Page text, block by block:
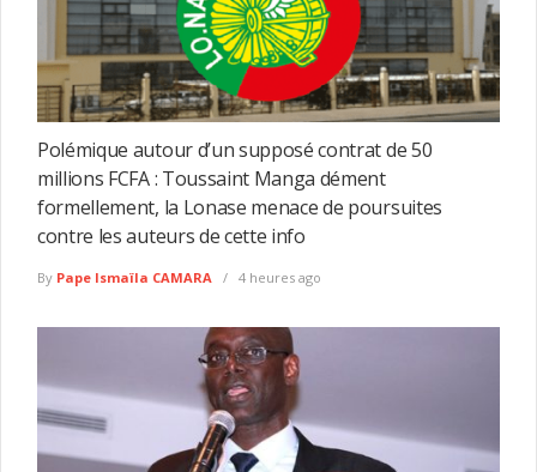
Polémique autour d’un supposé contrat de 50
millions FCFA : Toussaint Manga dément
formellement, la Lonase menace de poursuites
contre les auteurs de cette info
By Pape Ismaïla CAMARA 4 heures ago